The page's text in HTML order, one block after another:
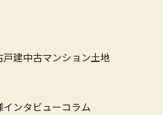
戸建中古マンション土地
インタビューコラム